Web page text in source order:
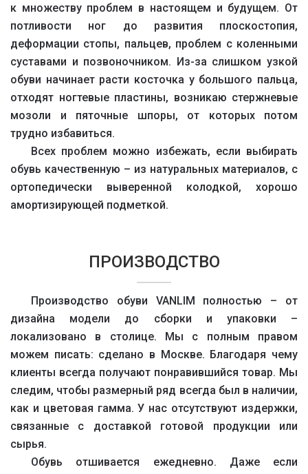
к множеству проблем в настоящем и будущем. От
потливости ног до развития плоскостопия,
деформации стопы, пальцев, проблем с коленными
суставами и позвоночником. Из-за слишком узкой
обуви начинает расти косточка у большого пальца,
отходят ногтевые пластины, возникаю стержневые
мозоли и пяточные шпоры, от которых потом
трудно избавиться.
Всех проблем можно избежать, если выбирать
обувь качественную – из натуральных материалов, с
ортопедически выверенной колодкой, хорошо
амортизирующей подметкой.
ПРОИЗВОДСТВО
Производство обуви VANLIM полностью – от
дизайна модели до сборки и упаковки –
локализовано в столице. Мы с полным правом
можем писать: сделано в Москве. Благодаря чему
клиенты всегда получают понравившийся товар. Мы
следим, чтобы размерный ряд всегда был в наличии,
как и цветовая гамма. У нас отсутствуют издержки,
связанные с доставкой готовой продукции или
сырья.
Обувь отшивается ежедневно. Даже если